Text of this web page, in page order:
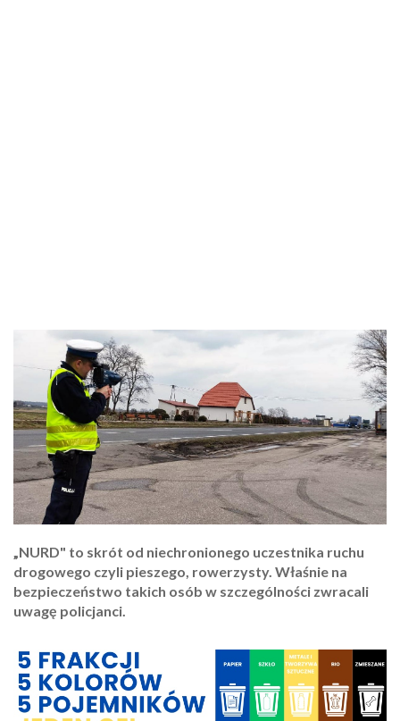
„NURD" to skrót od niechronionego uczestnika ruchu
drogowego czyli pieszego, rowerzysty. Właśnie na
bezpieczeństwo takich osób w szczególności zwracali
uwagę policjanci.